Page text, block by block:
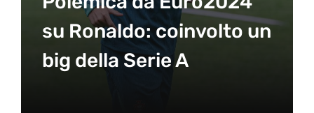
su Ronaldo: coinvolto un
big della Serie A